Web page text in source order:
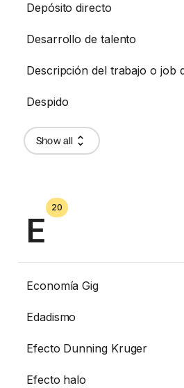
Depósito directo
Desarrollo de talento
Descripción del trabajo o job
Despido
Show all
E
20
Economía Gig
Edadismo
Efecto Dunning Kruger
Efecto halo